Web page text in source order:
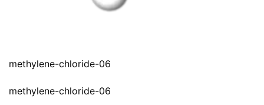
methylene-chloride-06
methylene-chloride-06